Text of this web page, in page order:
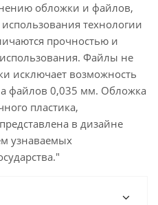
обложки и файлов,
использования технологии
прочностью и
Файлы не
исключает возможность
файлов 0,035 мм. Обложка
пластика,
в дизайне
узнаваемых